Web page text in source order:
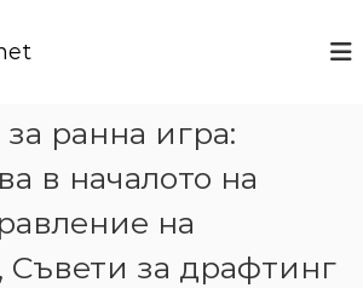
ранна игра:
в началото на
на
Съвети за драфтинг